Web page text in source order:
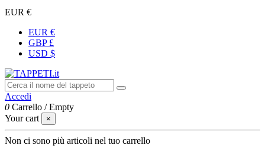
EUR €
EUR €
GBP £
USD $
Accedi
0 Carrello /Empty
Your cart
×
Non ci sono più articoli nel tuo carrello